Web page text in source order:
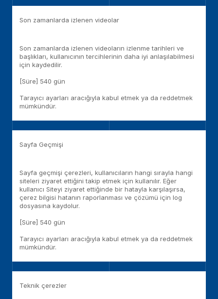
Son zamanlarda izlenen videolar
Son zamanlarda izlenen videoların izlenme tarihleri ve
başlıkları, kullanıcının tercihlerinin daha iyi anlaşılabilmesi
için kaydedilir.
[Süre] 540 gün
Tarayıcı ayarları aracığıyla kabul etmek ya da reddetmek
mümkündür.
Sayfa Geçmişi
Sayfa geçmişi çerezleri, kullanıcıların hangi sırayla hangi
siteleri ziyaret ettiğini takip etmek için kullanılır. Eğer
kullanıcı Siteyi ziyaret ettiğinde bir hatayla karşılaşırsa,
çerez bilgisi hatanın raporlanması ve çözümü için log
dosyasına kaydolur.
[Süre] 540 gün
Tarayıcı ayarları aracığıyla kabul etmek ya da reddetmek
mümkündür.
Teknik çerezler